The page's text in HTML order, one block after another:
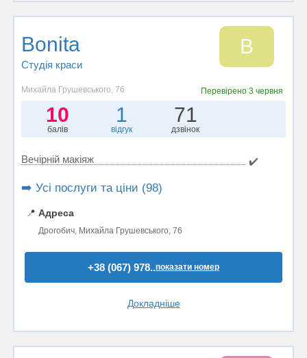
Bonita
Студія краси
B
Михайла Грушевського, 76 Перевірено 3 червня
10
балів
1
відгук
71
дзвінок
Вечірній макіяж ✔️
➡️ Усі послуги та ціни (98)
📍 Адреса
Дрогобич, Михайла Грушевського, 76
+38 (067) 978..показати номер
Докладніше